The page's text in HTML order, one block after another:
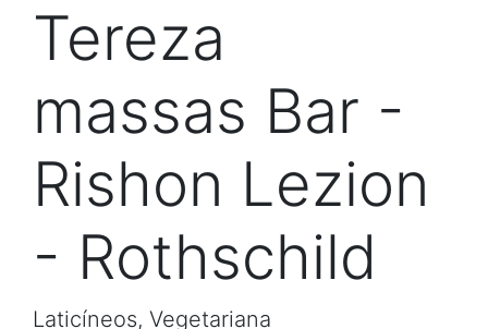
Tereza
massas Bar -
Rishon Lezion
- Rothschild
Laticíneos, Vegetariana